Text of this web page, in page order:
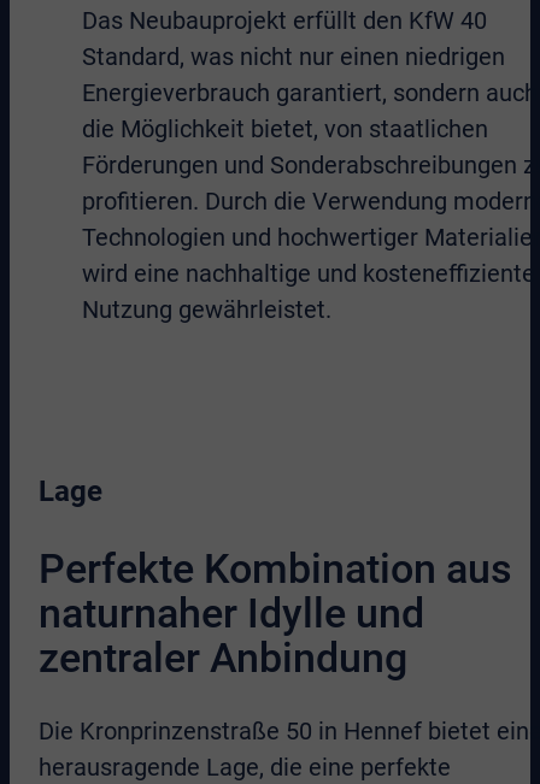
Das Neubauprojekt erfüllt den KfW 40
Standard, was nicht nur einen niedrigen
Energieverbrauch garantiert, sondern auch
die Möglichkeit bietet, von staatlichen
Förderungen und Sonderabschreibungen
profitieren. Durch die Verwendung
Technologien und hochwertiger
wird eine nachhaltige und kosteneffiziente
Nutzung gewährleistet.
Lage
Perfekte Kombination aus
naturnaher Idylle und
zentraler Anbindung
Die Kronprinzenstraße 50 in Hennef bietet
herausragende Lage, die eine perfekte